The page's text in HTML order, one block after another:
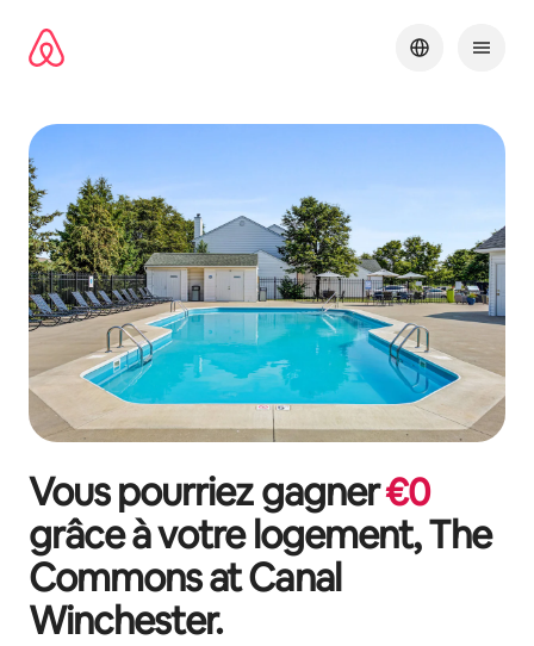
directement
Vous pourriez gagner€0
grâce à votre logement,The
Commons at Canal
Winchester.